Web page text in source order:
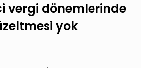
vergi dönemlerinde
yok